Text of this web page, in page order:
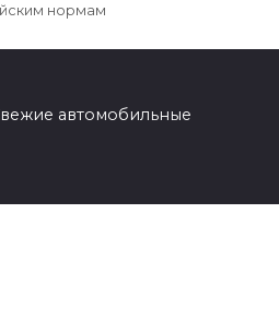
нормам
автомобильные